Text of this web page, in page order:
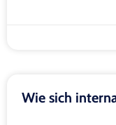
Wie sich